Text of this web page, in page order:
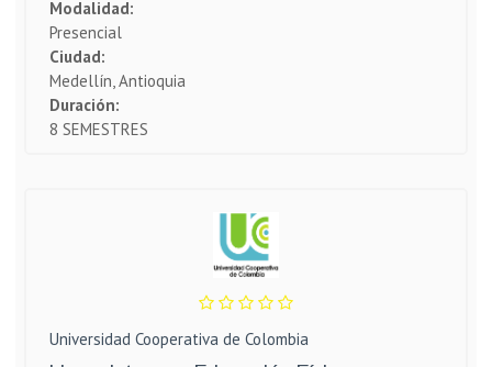
Modalidad:
Presencial
Ciudad:
Medellín, Antioquia
Duración:
8 SEMESTRES
Universidad Cooperativa de Colombia